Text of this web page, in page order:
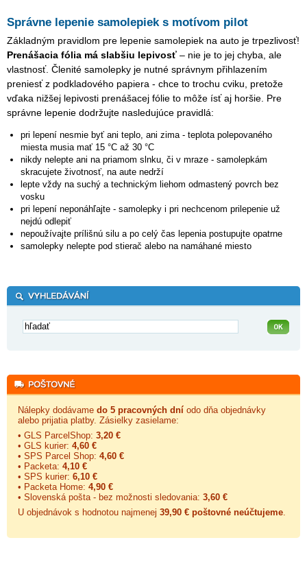
Správne lepenie samolepiek s motívom pilot
Základným pravidlom pre lepenie samolepiek na auto je trpezlivosť!
Prenášacia fólia má slabšiu lepivosť – nie je to jej chyba, ale
vlastnosť. Členité samolepky je nutné správnym přihlazením
preniesť z podkladového papiera - chce to trochu cviku, pretože
vďaka nižšej lepivosti prenášacej fólie to môže ísť aj horšie. Pre
správne lepenie dodržujte nasledujúce pravidlá:
pri lepení nesmie byť ani teplo, ani zima - teplota polepovaného
miesta musia mať 15 °C až 30 °C
nikdy nelepte ani na priamom slnku, či v mraze - samolepkám
skracujete životnosť, na aute nedrží
lepte vždy na suchý a technickým liehom odmastený povrch bez
vosku
pri lepení neponáhľajte - samolepky i pri nechcenom prilepenie už
nejdú odlepiť
nepoužívajte prílišnú silu a po celý čas lepenia postupujte opatrne
samolepky nelepte pod stierač alebo na namáhané miesto
Nálepky dodávame do 5 pracovných dní odo dňa objednávky
alebo prijatia platby. Zásielky zasielame:
• GLS ParcelShop: 3,20 €
• GLS kurier: 4,60 €
• SPS Parcel Shop: 4,60 €
• Packeta: 4,10 €
• SPS kurier: 6,10 €
• Packeta Home: 4,90 €
• Slovenská pošta - bez možnosti sledovania: 3,60 €
U objednávok s hodnotou najmenej 39,90 € poštovné neúčtujeme